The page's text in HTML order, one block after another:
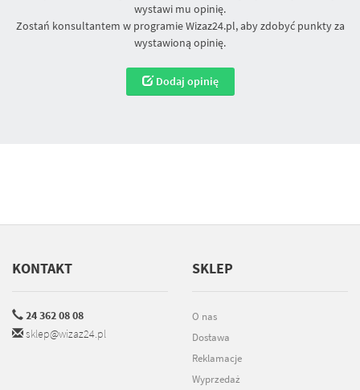
wystawi mu opinię.
Zostań konsultantem w programie Wizaz24.pl, aby zdobyć punkty za
wystawioną opinię.
Dodaj opinię
KONTAKT
24 362 08 08
sklep@wizaz24.pl
SKLEP
O nas
Dostawa
Reklamacje
Wyprzedaż